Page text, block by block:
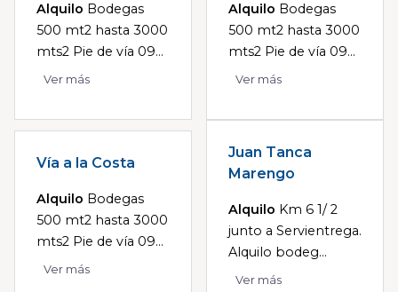
Alquilo Bodegas
500 mt2 hasta 3000
mts2 Pie de vía 09...
Ver más
Alquilo Bodegas
500 mt2 hasta 3000
mts2 Pie de vía 09...
Ver más
Vía a la Costa
Alquilo Bodegas
500 mt2 hasta 3000
mts2 Pie de vía 09...
Ver más
Juan Tanca
Marengo
Alquilo Km 6 1/ 2
junto a Servientrega.
Alquilo bodeg...
Ver más